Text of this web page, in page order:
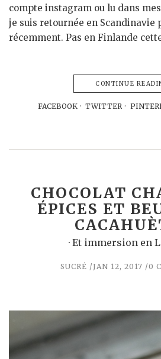
compte instagram ou lu dans
je suis retournée en Scandinavie
récemment. Pas en Finlande
CONTINUE
FACEBOOK TWITTER
CHOCOLAT
ÉPICES ET
· Et immersion en
SUCRÉ JAN 12, 2017 0